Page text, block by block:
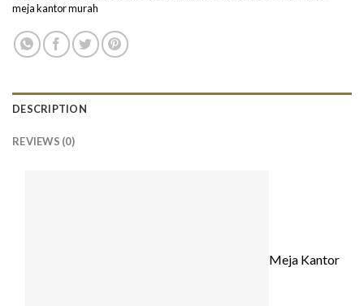
meja kantor murah
DESCRIPTION
REVIEWS (0)
Meja Kantor